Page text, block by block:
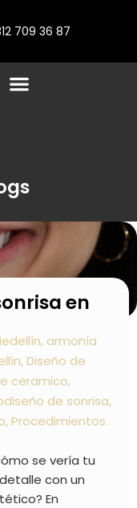
709 36 87
en
,armonía
,Diseño de
ceramico,
de sonrisa,
,Procedimientos
se vería tu
con un
En